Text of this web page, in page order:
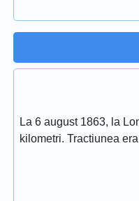
La 6 august 1863, la
kilometri. Tractiunea